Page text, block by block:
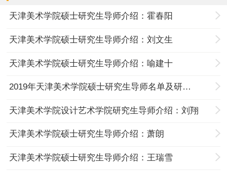
天津美术学院硕士研究生导师介绍：霍春阳
天津美术学院硕士研究生导师介绍：刘文生
天津美术学院硕士研究生导师介绍：喻建十
2019年天津美术学院硕士研究生导师名单及研究方向
天津美术学院设计艺术学院研究生导师介绍：刘翔
天津美术学院硕士研究生导师介绍：萧朗
天津美术学院硕士研究生导师介绍：王瑞雪